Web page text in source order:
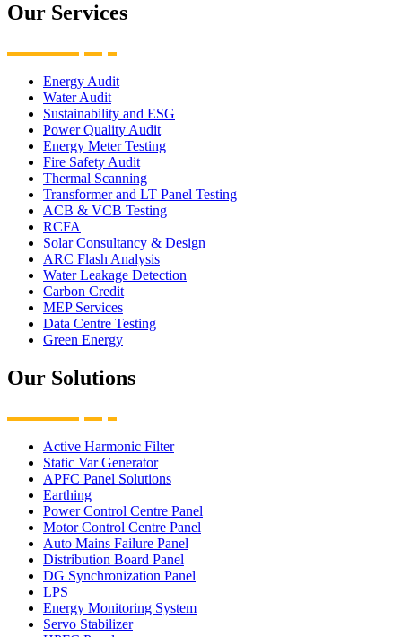
Our Services
Energy Audit
Water Audit
Sustainability and ESG
Power Quality Audit
Energy Meter Testing
Fire Safety Audit
Thermal Scanning
Transformer and LT Panel Testing
ACB & VCB Testing
RCFA
Solar Consultancy & Design
ARC Flash Analysis
Water Leakage Detection
Carbon Credit
MEP Services
Data Centre Testing
Green Energy
Our Solutions
Active Harmonic Filter
Static Var Generator
APFC Panel Solutions
Earthing
Power Control Centre Panel
Motor Control Centre Panel
Auto Mains Failure Panel
Distribution Board Panel
DG Synchronization Panel
LPS
Energy Monitoring System
Servo Stabilizer